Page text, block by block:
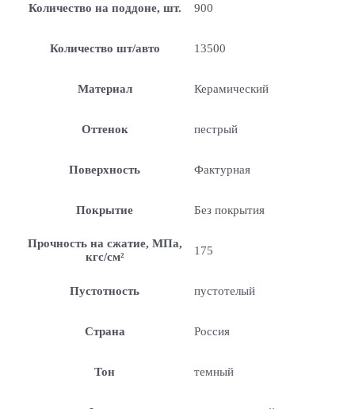
Количество на поддоне, шт. 900
Количество шт/авто 13500
Материал Керамический
Оттенок пестрый
Поверхность Фактурная
Покрытие Без покрытия
Прочность на сжатие, МПа,
кгс/см²
175
Пустотность пустотелый
Страна Россия
Тон темный